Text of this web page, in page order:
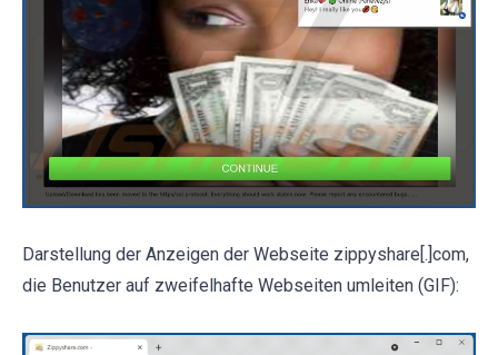
Darstellung der Anzeigen der Webseite zippyshare[.]com,
die Benutzer auf zweifelhafte Webseiten umleiten (GIF):